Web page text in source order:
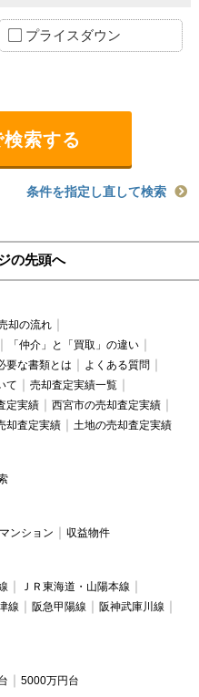
プライスダウン
条件を指定し直して検索
の先頭へ
却の流れ
「仲介」と「買取」の違い
要な書類とは
よくある質問
て
売却査定実績一覧
定実績
西宮市の売却査定実績
却査定実績 土地の売却査定実績
マンション 収益物件
ＪＲ東海道・山陽本線
線 阪急甲陽線
阪神武庫川線
5000万円台